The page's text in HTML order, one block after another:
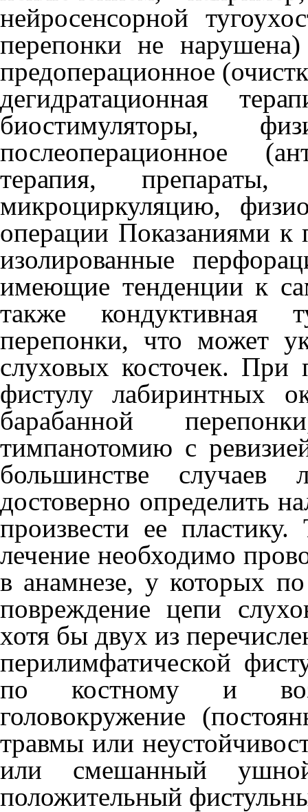
нейросенсорной
перепонки не
предоперационное
дегидратационная
биостимуляторы,
послеоперационное
терапия,
микроциркуляцию,
операции Показаниями к
изолированные
имеющие тенденции к
также кондуктивная
перепонки, что может
слуховых косточек. При
фистулу лабиринтных
барабанной
тимпанотомию с
большин­стве
достовер­но определить
произвести ее
лечение необходимо
в анамнезе, у которых
повреждение цепи
хотя бы двух из
перилимфатической
по костному и
головокружение
травмы или
или смешанный
положительный